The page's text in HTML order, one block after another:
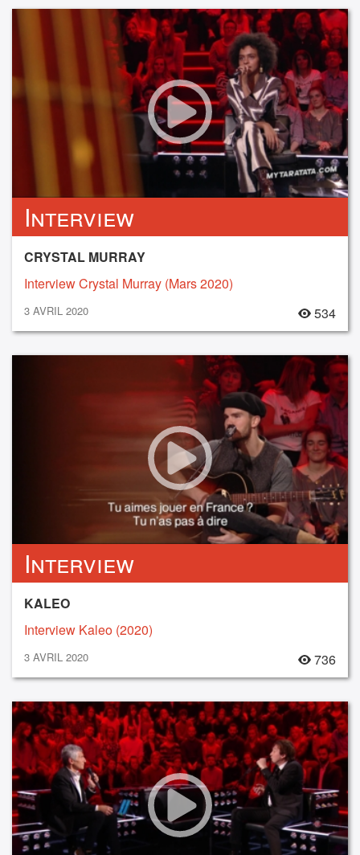
Interview
CRYSTAL MURRAY
Interview Crystal Murray (Mars 2020)
3 AVRIL 2020 534
Interview
KALEO
Interview Kaleo (2020)
3 AVRIL 2020 736